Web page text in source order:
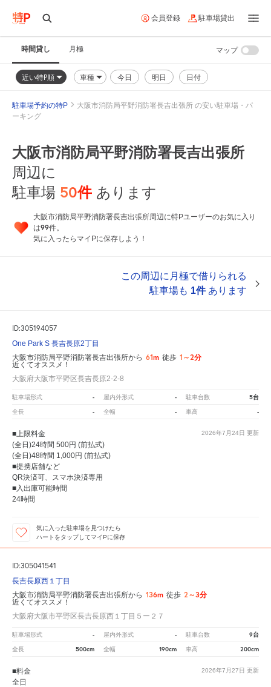
会員登録 駐車場貸出
時間貸し 月極
近い特P順 車種 今日 明日 日付
マップ
駐車場予約の特P
大阪市消防局平野消防署長吉出張所 の安い駐車場・パ
ーキング
大阪市消防局平野消防署長吉出張所
周辺に
駐車場 50件 あります
大阪市消防局平野消防署長吉出張所周辺に特Pユーザーのお気に入り
は99件。
気に入ったらマイPに保存しよう！
この周辺に月極で借りられる
駐車場も 1件あります
ID:305194057
One Park S 長吉長原2丁目
大阪市消防局平野消防署長吉出張所から 61m 徒歩 1～2分
近くてオススメ！
大阪府大阪市平野区長吉長原2-2-8
駐車場形式 - 屋内外形式 - 駐車台数 5台
全長 - 全幅 - 車高 -
2026年7月24日 更新
■上限料金
(全日)24時間 500円 (前払式)
(全日)48時間 1,000円 (前払式)
■提携店舗など
QR決済可、スマホ決済専用
■入出庫可能時間
24時間
気に入った駐車場を見つけたら
ハートをタップしてマイPに保存
ID:305041541
長吉長原西１丁目
大阪市消防局平野消防署長吉出張所から 136m 徒歩 2～3分
近くてオススメ！
大阪府大阪市平野区長吉長原西１丁目５ー２７
駐車場形式 - 屋内外形式 - 駐車台数 9台
全長 500cm 全幅 190cm 車高 200cm
2026年7月27日 更新
■料金
全日